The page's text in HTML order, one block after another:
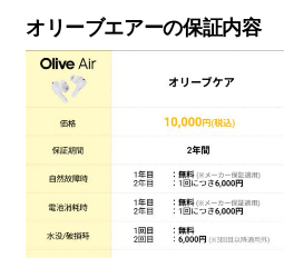
オリーブエアーの保証内容